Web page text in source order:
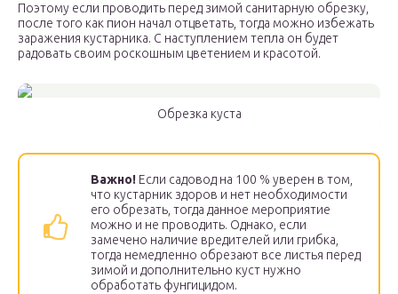
Поэтому если проводить перед зимой санитарную обрезку,
после того как пион начал отцветать, тогда можно избежать
заражения кустарника. С наступлением тепла он будет
радовать своим роскошным цветением и красотой.
Обрезка куста
Важно! Если садовод на 100 % уверен в том,
что кустарник здоров и нет необходимости
его обрезать, тогда данное мероприятие
можно и не проводить. Однако, если
замечено наличие вредителей или грибка,
тогда немедленно обрезают все листья перед
зимой и дополнительно куст нужно
обработать фунгицидом.